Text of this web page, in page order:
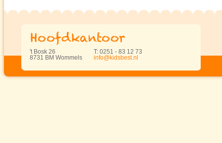
't Bosk 26
8731 BM Wommels
T: 0251 - 83 12 73
info@kidsbest.nl